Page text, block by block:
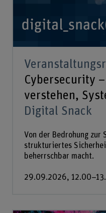
Cybersecurity
verstehen,
Digital Snack
Von der Bedrohung zur
strukturiertes
beherrschbar macht.
29.09.2026,